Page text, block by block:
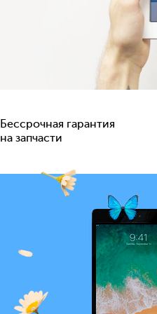
Бессрочная гарантия
на запчасти